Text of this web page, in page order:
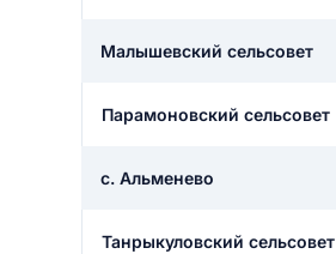
Малышевский сельсовет
Парамоновский сельсовет
с. Альменево
Танрыкуловский сельсовет
ОСТАВИТЬ ОТЗЫВ
СОХРАНИТЬ